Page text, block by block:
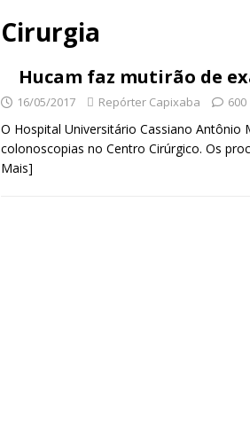
Cirurgia
Hucam faz mutirão de
16/05/2017 Repórter Capixaba 600
O Hospital Universitário Cassiano
colonoscopias no Centro Cirúrgico. Os
Mais]